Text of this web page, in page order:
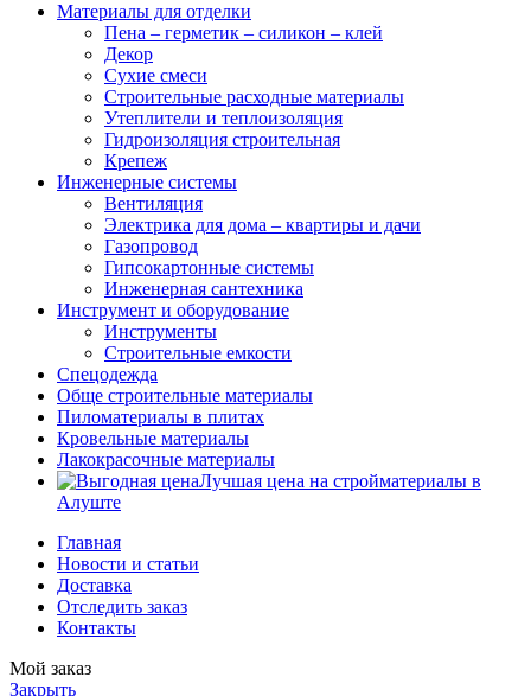
Материалы для отделки
Пена – герметик – силикон – клей
Декор
Сухие смеси
Строительные расходные материалы
Утеплители и теплоизоляция
Гидроизоляция строительная
Крепеж
Инженерные системы
Вентиляция
Электрика для дома – квартиры и дачи
Газопровод
Гипсокартонные системы
Инженерная сантехника
Инструмент и оборудование
Инструменты
Строительные емкости
Спецодежда
Обще строительные материалы
Пиломатериалы в плитах
Кровельные материалы
Лакокрасочные материалы
Лучшая цена на стройматериалы в
Алуште
Главная
Новости и статьи
Доставка
Отследить заказ
Контакты
Мой заказ
Закрыть